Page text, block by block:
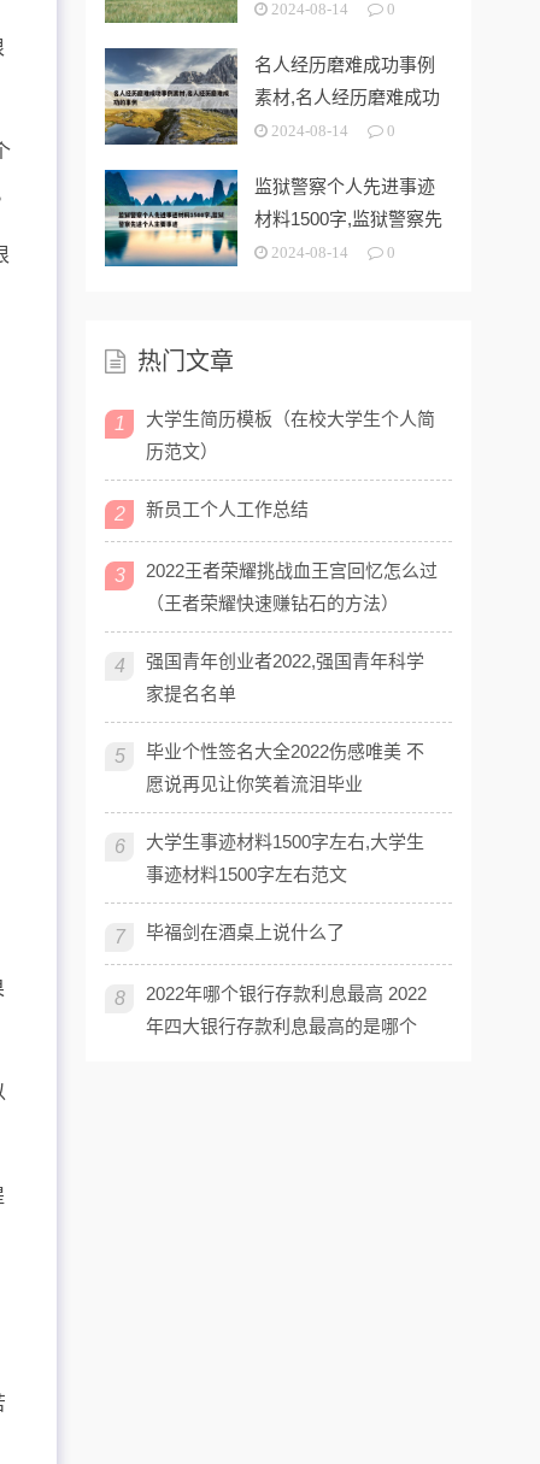
2024-08-14 0
名人经历磨难成功事例
素材,名人经历磨难成功
的事例
2024-08-14 0
监狱警察个人先进事迹
材料1500字,监狱警察先
进个人
2024-08-14 0
热门文章
1
大学生简历模板（在校大学生个人简
历范文）
2 新员工个人工作总结
3
2022王者荣耀挑战血王宫回忆怎么过
（王者荣耀快速赚钻石的方法）
4
强国青年创业者2022,强国青年科学
家提名名单
5
毕业个性签名大全2022伤感唯美 不
愿说再见让你笑着流泪毕业
6
大学生事迹材料1500字左右,大学生
事迹材料1500字左右范文
7 毕福剑在酒桌上说什么了
8
2022年哪个银行存款利息最高 2022
年四大银行存款利息最高的是哪个